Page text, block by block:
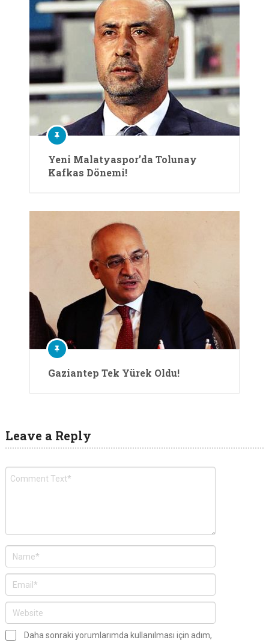
Yeni Malatyaspor’da Tolunay
Kafkas Dönemi!
Gaziantep Tek Yürek Oldu!
Leave a Reply
Daha sonraki yorumlarımda kullanılması için adım,